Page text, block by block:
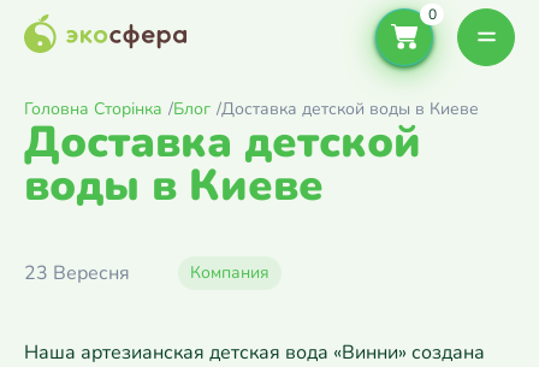
Головна Сторінка /Блог /Доставка детской воды в Киеве
Доставка детской
воды в Киеве
23 Вересня Компания
Наша артезианская детская вода «Винни» создана